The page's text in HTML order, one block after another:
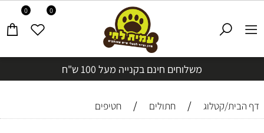
משלוחים חינם בקנייה מעל 100 ש"ח
0 0
דף הבית/קטלוג / חתולים / חטיפים